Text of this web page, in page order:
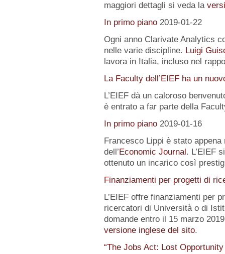
maggiori dettagli si veda la
In primo piano 2019-01-22
Ogni anno Clarivate Analytics
nelle varie discipline. Luigi
lavora in Italia, incluso nel
La Faculty dell’EIEF ha un
L’EIEF dà un caloroso
è entrato a far parte della
In primo piano 2019-01-16
Francesco Lippi è stato
dell’Economic Journal. L’EIEF
ottenuto un incarico così
Finanziamenti per progetti di
L’EIEF offre finanziamenti per
ricercatori di Università o di
domande entro il 15 marzo
versione inglese del sito.
“The Jobs Act: Lost